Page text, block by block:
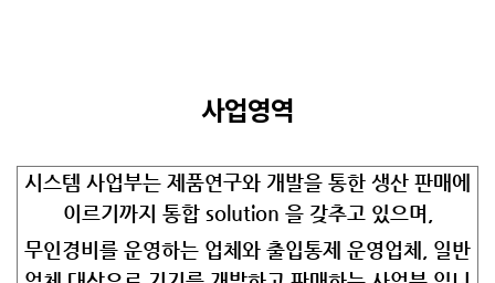
사업영역
시스템 사업부는 제품연구와 개발을 통한 생산 판매에
이르기까지 통합 solution 을 갖추고 있으며,
무인경비를 운영하는 업체와 출입통제 운영업체, 일반